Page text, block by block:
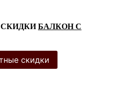
БАЛКОН С
скидки